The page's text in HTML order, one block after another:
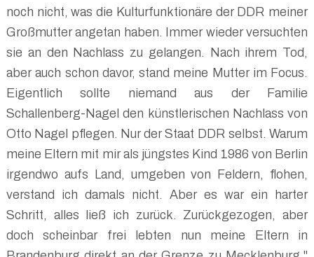
noch nicht, was die Kulturfunktionäre der DDR meiner
Großmutter angetan haben. Immer wieder versuchten
sie an den Nachlass zu gelangen. Nach ihrem Tod,
aber auch schon davor, stand meine Mutter im Focus.
Eigentlich sollte niemand aus der Familie
Schallenberg-Nagel den künstlerischen Nachlass von
Otto Nagel pflegen. Nur der Staat DDR selbst. Warum
meine Eltern mit mir als jüngstes Kind 1986 von Berlin
irgendwo aufs Land, umgeben von Feldern, flohen,
verstand ich damals nicht. Aber es war ein harter
Schritt, alles ließ ich zurück. Zurückgezogen, aber
doch scheinbar frei lebten nun meine Eltern in